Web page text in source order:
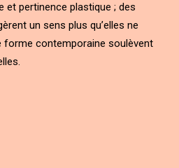
et pertinence plastique ; des
un sens plus qu’elles ne
forme contemporaine soulèvent